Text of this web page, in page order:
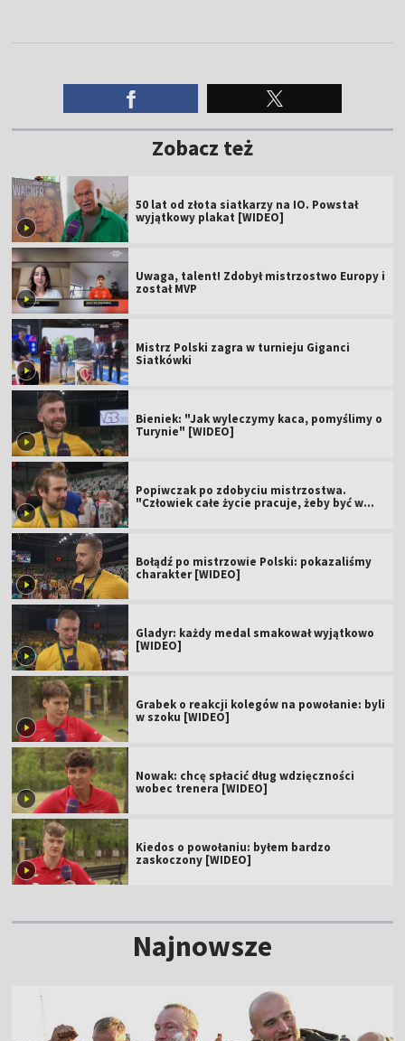
Zobacz też
50 lat od złota siatkarzy na IO. Powstał
wyjątkowy plakat [WIDEO]
Uwaga, talent! Zdobył mistrzostwo Europy i
został MVP
Mistrz Polski zagra w turnieju Giganci
Siatkówki
Bieniek: "Jak wyleczymy kaca, pomyślimy o
Turynie" [WIDEO]
Popiwczak po zdobyciu mistrzostwa.
"Człowiek całe życie pracuje, żeby być w
Bołądź po mistrzowie Polski: pokazaliśmy
charakter [WIDEO]
Gladyr: każdy medal smakował wyjątkowo
[WIDEO]
Grabek o reakcji kolegów na powołanie: byli
w szoku [WIDEO]
Nowak: chcę spłacić dług wdzięczności
wobec trenera [WIDEO]
Kiedos o powołaniu: byłem bardzo
zaskoczony [WIDEO]
Najnowsze